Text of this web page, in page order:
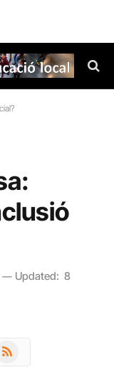
Updated: 8
RSS